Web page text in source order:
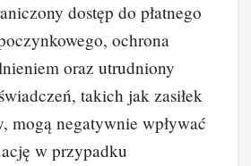
dostęp do płatnego
ochrona
oraz utrudniony
takich jak zasiłek
mogą negatywnie wpływać
w przypadku